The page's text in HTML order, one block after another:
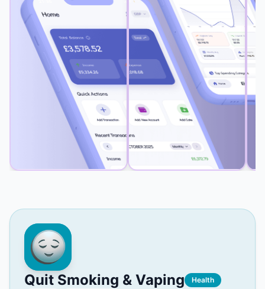
Quit Smoking & Vaping
Health